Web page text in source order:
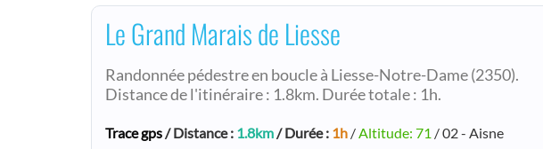
Le Grand Marais de Liesse
Randonnée pédestre en boucle à Liesse-Notre-Dame (2350).
Distance de l'itinéraire : 1.8km. Durée totale : 1h.
Trace gps/ Distance : 1.8km/ Durée : 1h /Altitude: 71 / 02 - Aisne